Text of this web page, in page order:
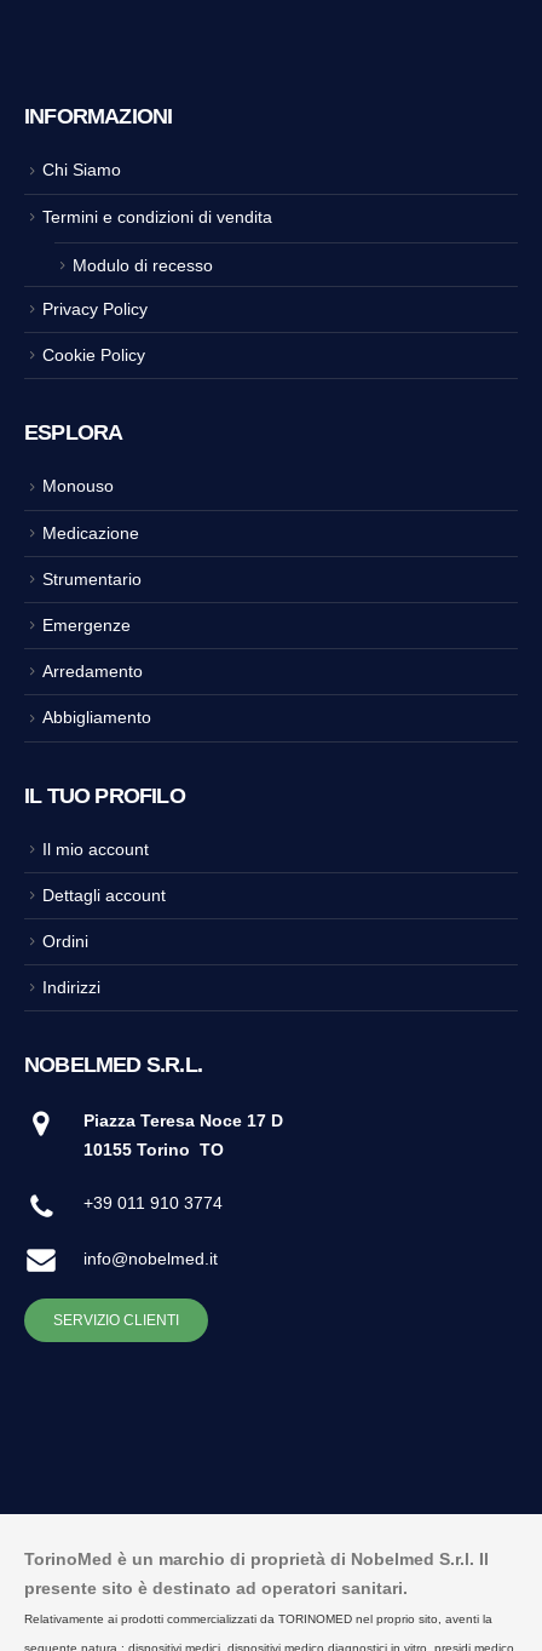
INFORMAZIONI
Chi Siamo
Termini e condizioni di vendita
Modulo di recesso
Privacy Policy
Cookie Policy
ESPLORA
Monouso
Medicazione
Strumentario
Emergenze
Arredamento
Abbigliamento
IL TUO PROFILO
Il mio account
Dettagli account
Ordini
Indirizzi
NOBELMED S.R.L.
Piazza Teresa Noce 17 D
10155 Torino TO
+39 011 910 3774
info@nobelmed.it
SERVIZIO CLIENTI
TorinoMed è un marchio di proprietà di Nobelmed S.r.l. Il
presente sito è destinato ad operatori sanitari.
Relativamente ai prodotti commercializzati da TORINOMED nel proprio sito, aventi la
seguente natura : dispositivi medici, dispositivi medico diagnostici in vitro, presidi medico